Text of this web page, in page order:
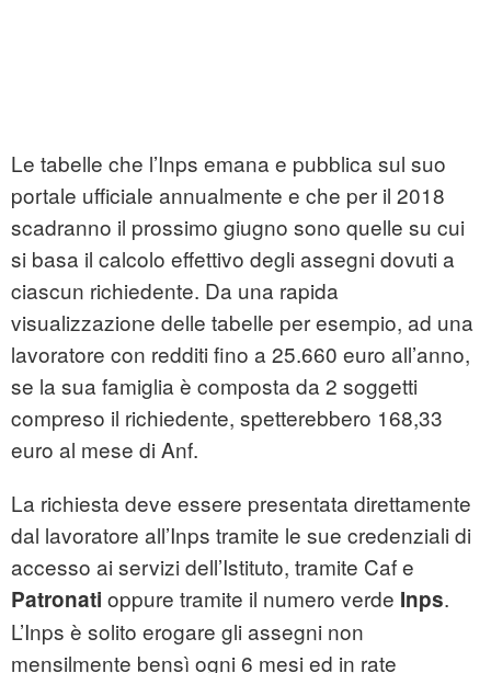
Le tabelle che l’Inps emana e pubblica sul suo
portale ufficiale annualmente e che per il 2018
scadranno il prossimo giugno sono quelle su cui
si basa il calcolo effettivo degli assegni dovuti a
ciascun richiedente. Da una rapida
visualizzazione delle tabelle per esempio, ad una
lavoratore con redditi fino a 25.660 euro all’anno,
se la sua famiglia è composta da 2 soggetti
compreso il richiedente, spetterebbero 168,33
euro al mese di Anf.
La richiesta deve essere presentata direttamente
dal lavoratore all’Inps tramite le sue credenziali di
accesso ai servizi dell’Istituto, tramite Caf e
Patronati oppure tramite il numero verde Inps.
L’Inps è solito erogare gli assegni non
mensilmente bensì ogni 6 mesi ed in rate